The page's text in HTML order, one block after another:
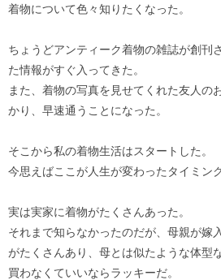
着物について色々知りたくなった。
ちょうどアンティーク着物の雑誌が創刊
た情報がすぐ入ってきた。
また、着物の写真を見せてくれた友人の
かり、早速通うことになった。
そこから私の着物生活はスタートした。
今思えばここが人生が変わったタイミン
実は実家に着物がたくさんあった。
それまで知らなかったのだが、母親が嫁
がたくさんあり、母とは似たような体型
買わなくていいならラッキーだ。